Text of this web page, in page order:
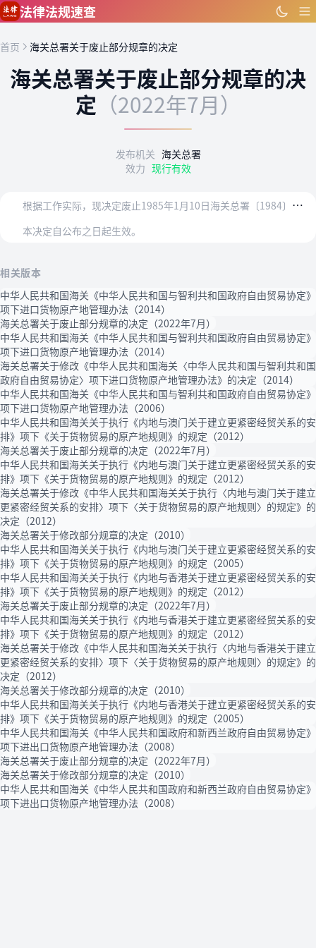
跳到主要内容
法律法规速查
首页 海关总署关于废止部分规章的决定
海关总署关于废止部分规章的决
定 （2022年7月）
发布机关 海关总署
效力 现行有效
根
据工作实际，现决定废止1985年1月10日海关总署〔1984〕署货字1089号文发布的《海关对长江驳运船舶转运进出口货物的管理规定》，1985年12月13日海…
本决定自公布之日起生效。
相关版本
中华人民共和国海关《中华人民共和国与智利共和国政府自由贸易协定》
项下进口货物原产地管理办法（2014）
海关总署关于废止部分规章的决定（2022年7月）
中华人民共和国海关《中华人民共和国与智利共和国政府自由贸易协定》
项下进口货物原产地管理办法（2014）
海关总署关于修改《中华人民共和国海关〈中华人民共和国与智利共和国
政府自由贸易协定〉项下进口货物原产地管理办法》的决定（2014）
中华人民共和国海关《中华人民共和国与智利共和国政府自由贸易协定》
项下进口货物原产地管理办法（2006）
中华人民共和国海关关于执行《内地与澳门关于建立更紧密经贸关系的安
排》项下《关于货物贸易的原产地规则》的规定（2012）
海关总署关于废止部分规章的决定（2022年7月）
中华人民共和国海关关于执行《内地与澳门关于建立更紧密经贸关系的安
排》项下《关于货物贸易的原产地规则》的规定（2012）
海关总署关于修改《中华人民共和国海关关于执行〈内地与澳门关于建立
更紧密经贸关系的安排〉项下〈关于货物贸易的原产地规则〉的规定》的
决定（2012）
海关总署关于修改部分规章的决定（2010）
中华人民共和国海关关于执行《内地与澳门关于建立更紧密经贸关系的安
排》项下《关于货物贸易的原产地规则》的规定（2005）
中华人民共和国海关关于执行《内地与香港关于建立更紧密经贸关系的安
排》项下《关于货物贸易的原产地规则》的规定（2012）
海关总署关于废止部分规章的决定（2022年7月）
中华人民共和国海关关于执行《内地与香港关于建立更紧密经贸关系的安
排》项下《关于货物贸易的原产地规则》的规定（2012）
海关总署关于修改《中华人民共和国海关关于执行〈内地与香港关于建立
更紧密经贸关系的安排〉项下〈关于货物贸易的原产地规则〉的规定》的
决定（2012）
海关总署关于修改部分规章的决定（2010）
中华人民共和国海关关于执行《内地与香港关于建立更紧密经贸关系的安
排》项下《关于货物贸易的原产地规则》的规定（2005）
中华人民共和国海关《中华人民共和国政府和新西兰政府自由贸易协定》
项下进出口货物原产地管理办法（2008）
海关总署关于废止部分规章的决定（2022年7月）
海关总署关于修改部分规章的决定（2010）
中华人民共和国海关《中华人民共和国政府和新西兰政府自由贸易协定》
项下进出口货物原产地管理办法（2008）